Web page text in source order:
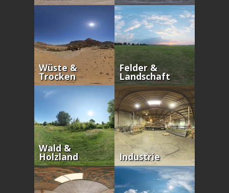
Wüste &
Trocken
Felder &
Landschaft
Wald &
Holzland Industrie